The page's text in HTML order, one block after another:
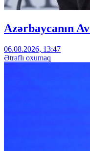
Azərbaycanın
06.08.2026, 13:47
Ətraflı oxumaq